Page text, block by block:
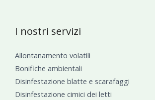
I nostri servizi
Allontanamento volatili
Bonifiche ambientali
Disinfestazione blatte e scarafaggi
Disinfestazione cimici dei letti